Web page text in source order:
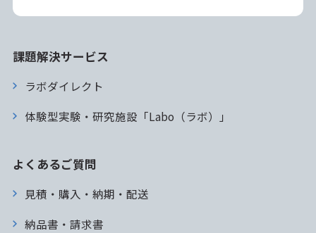
課題解決サービス
ラボダイレクト
体験型実験・研究施設「Labo（ラボ）」
よくあるご質問
見積・購入・納期・配送
納品書・請求書